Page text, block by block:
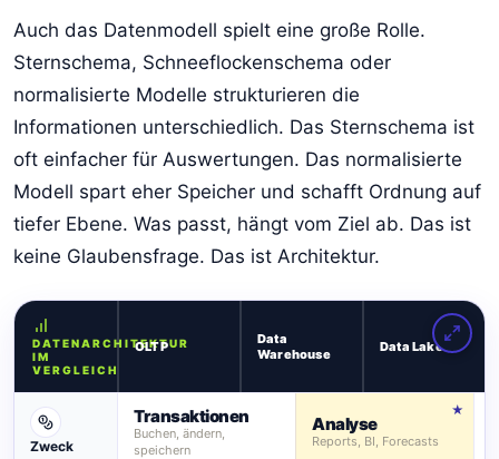
Auch das Datenmodell spielt eine große Rolle.
Sternschema, Schneeflockenschema oder
normalisierte Modelle strukturieren die
Informationen unterschiedlich. Das Sternschema ist
oft einfacher für Auswertungen. Das normalisierte
Modell spart eher Speicher und schafft Ordnung auf
tiefer Ebene. Was passt, hängt vom Ziel ab. Das ist
keine Glaubensfrage. Das ist Architektur.
DATENARCHITEKTUR
IM
VERGLEICH
OLTP
Data
Warehouse
Data Lake
Zweck
Transaktionen
Buchen, ändern,
speichern
Analyse
Reports, BI, Forecasts